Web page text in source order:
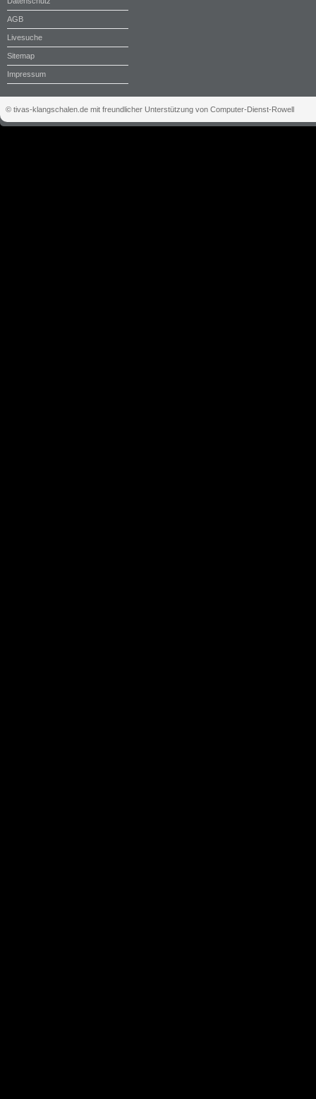
AGB
Livesuche
Sitemap
Impressum
© tivas-klangschalen.de mit freundlicher Unterstützung von Computer-Dienst-Rowell